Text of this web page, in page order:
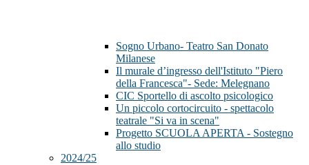
Sogno Urbano- Teatro San Donato
Milanese
Il murale d’ingresso dell'Istituto "Piero
della Francesca"- Sede: Melegnano
CIC Sportello di ascolto psicologico
Un piccolo cortocircuito - spettacolo
teatrale "Si va in scena"
Progetto SCUOLA APERTA - Sostegno
allo studio
2024/25